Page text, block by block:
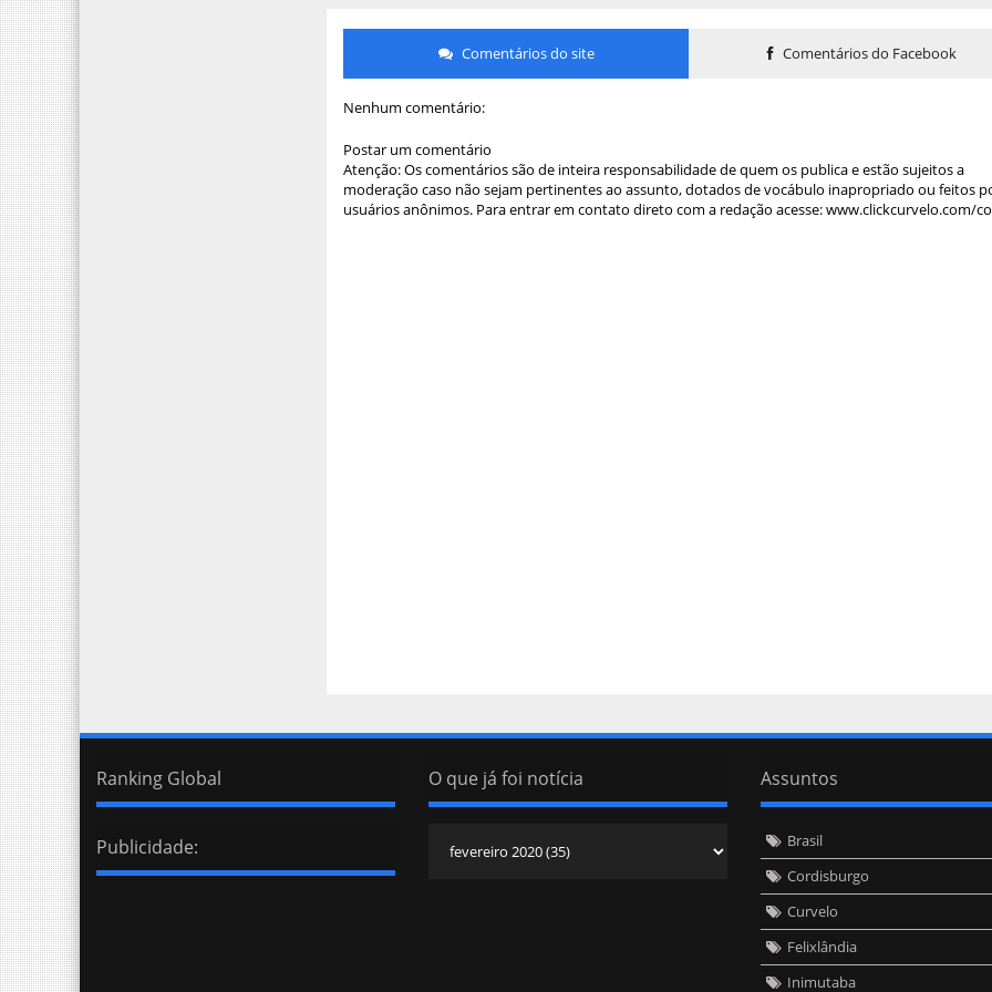
Comentários do site Comentários do Facebook
Nenhum comentário:
Postar um comentário
Atenção: Os comentários são de inteira responsabilidade de quem os publica e estão sujeitos a
moderação caso não sejam pertinentes ao assunto, dotados de vocábulo inapropriado ou feitos
usuários anônimos. Para entrar em contato direto com a redação acesse: www.clickcurvelo.com/
Ranking Global
Publicidade:
O que já foi notícia Assuntos
Brasil
Cordisburgo
Curvelo
Felixlândia
Inimutaba